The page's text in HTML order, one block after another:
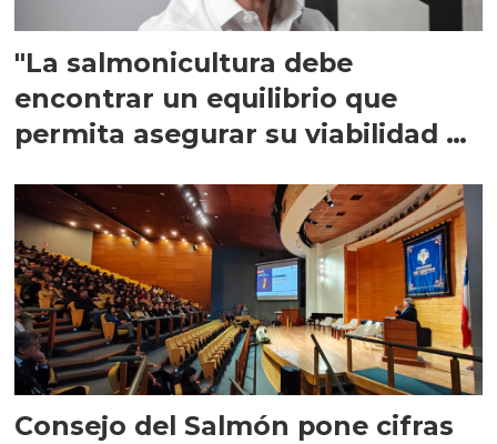
"La salmonicultura debe
encontrar un equilibrio que
permita asegurar su viabilidad de
Consejo del Salmón pone cifras